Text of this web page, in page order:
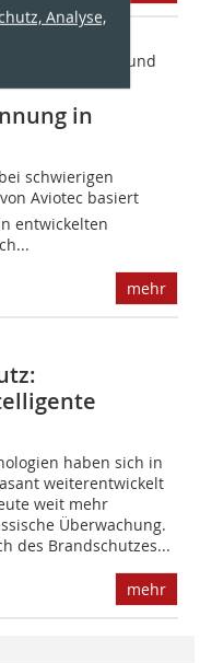
Analyse,
von Rauch und
in
schwierigen
Aviotec basiert
entwickelten
mehr
haben sich in
weiterentwickelt
weit mehr
Überwachung.
des Brandschutzes...
mehr